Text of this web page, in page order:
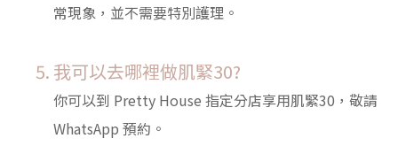
常現象，並不需要特別護理。
我可以去哪裡做肌緊30?
你可以到 Pretty House 指定分店享用肌緊30，敬請
WhatsApp 預約。